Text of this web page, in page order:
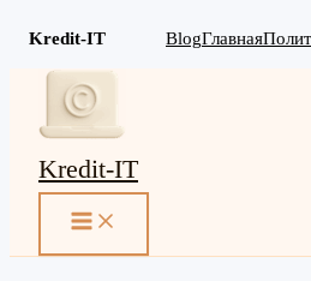
Kredit-IT BlogГлавная
Перейти
содержимому
Kredit-IT
MAIN